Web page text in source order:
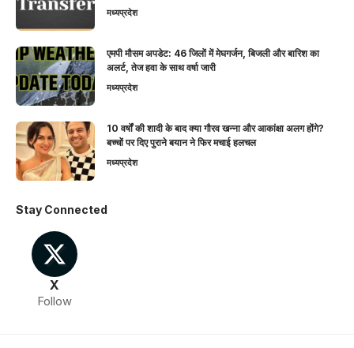
मध्यप्रदेश
एमपी मौसम अपडेट: 46 जिलों में मेघगर्जन, बिजली और बारिश का
अलर्ट, तेज हवा के साथ वर्षा जारी
मध्यप्रदेश
10 वर्षों की शादी के बाद क्या गौरव खन्ना और आकांक्षा अलग होंगे?
बच्चों पर दिए पुराने बयान ने फिर मचाई हलचल
मध्यप्रदेश
Stay Connected
X
Follow